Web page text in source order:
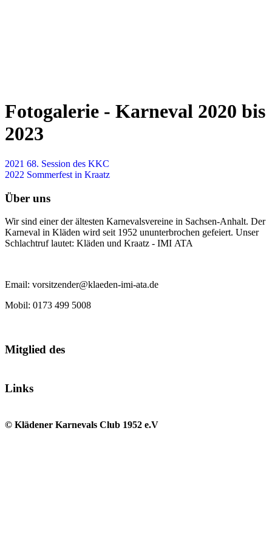
Fotogalerie - Karneval 2020 bis
2023
2021 68. Session des KKC
2022 Sommerfest in Kraatz
Über uns
Wir sind einer der ältesten Karnevalsvereine in Sachsen-Anhalt. Der
Karneval in Kläden wird seit 1952 ununterbrochen gefeiert. Unser
Schlachtruf lautet: Kläden und Kraatz - IMI ATA
Email: vorsitzender@klaeden-imi-ata.de
Mobil: 0173 499 5008
Mitglied des
Links
© Klädener Karnevals Club 1952 e.V